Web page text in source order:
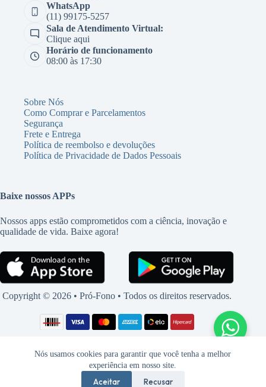
Nós usamos cookies para garantir que você tenha a melhor
experiência em nosso site.
Aceitar Recusar
WhatsApp
(11) 99175-5257
Sala de Atendimento Virtual:
Clique aqui
Horário de funcionamento
08:00 às 17:30
Sobre Nós
Como Comprar e Parcelamentos
Segurança
Frete e Entrega
Política de reembolso e devoluções
Política de Privacidade de Dados Pessoais
Baixe nossos APPs
Nossos apps estão comprometidos com a ciência, inovação e
qualidade de vida. Baixe agora!
Copyright © 2026 • Pró-Fono • Todos os direitos reservados.